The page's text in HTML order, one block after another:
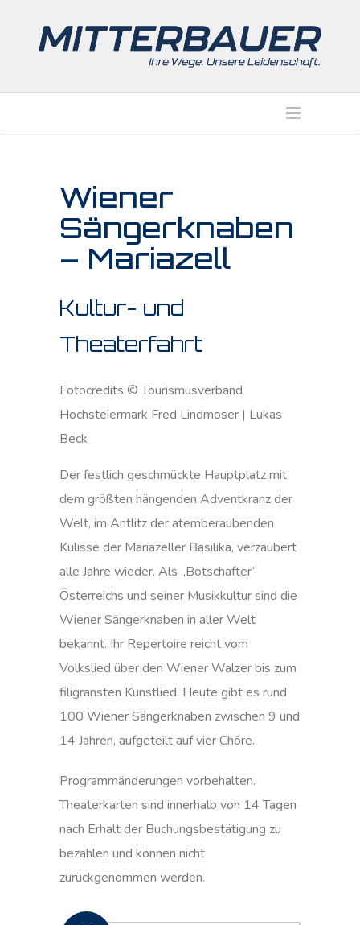
Wiener
Sängerknaben
– Mariazell
Kultur- und
Theaterfahrt
Fotocredits © Tourismusverband
Hochsteiermark Fred Lindmoser | Lukas
Beck
Der festlich geschmückte Hauptplatz mit
dem größten hängenden Adventkranz der
Welt, im Antlitz der atemberaubenden
Kulisse der Mariazeller Basilika, verzaubert
alle Jahre wieder. Als „Botschafter“
Österreichs und seiner Musikkultur sind die
Wiener Sängerknaben in aller Welt
bekannt. Ihr Repertoire reicht vom
Volkslied über den Wiener Walzer bis zum
filigransten Kunstlied. Heute gibt es rund
100 Wiener Sängerknaben zwischen 9 und
14 Jahren, aufgeteilt auf vier Chöre.
Programmänderungen vorbehalten.
Theaterkarten sind innerhalb von 14 Tagen
nach Erhalt der Buchungsbestätigung zu
bezahlen und können nicht
zurückgenommen werden.